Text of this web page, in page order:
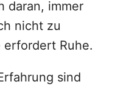
daran, immer
nicht zu
Ruhe.
sind